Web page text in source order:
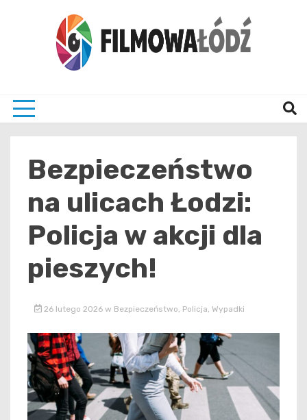
Bezpieczeństwo
na ulicach Łodzi:
Policja w akcji dla
pieszych!
26 lutego 2026 w Bezpieczeństwo Policja Wypadki